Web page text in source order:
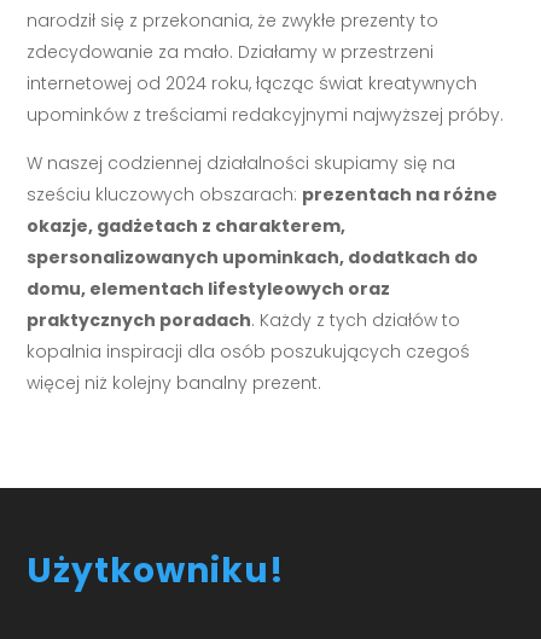
narodził się z przekonania, że zwykłe prezenty to
zdecydowanie za mało. Działamy w przestrzeni
internetowej od 2024 roku, łącząc świat kreatywnych
upominków z treściami redakcyjnymi najwyższej próby.
W naszej codziennej działalności skupiamy się na
sześciu kluczowych obszarach: prezentach na różne
okazje, gadżetach z charakterem,
spersonalizowanych upominkach, dodatkach do
domu, elementach lifestyleowych oraz
praktycznych poradach. Każdy z tych działów to
kopalnia inspiracji dla osób poszukujących czegoś
więcej niż kolejny banalny prezent.
Użytkowniku!